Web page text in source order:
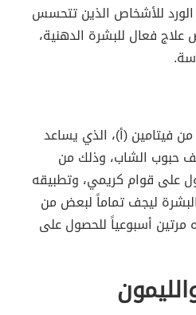
الورد للأشخاص الذين تتحسس
فعال للبشرة الدهنية،
فيتامين (أ)، الذي يساعد
حبوب الشاب، وذلك من
على قوام كريمي، وتطبيقه
ليجف تماماً لبعض من
مرتين أسبوعياً للحصول على